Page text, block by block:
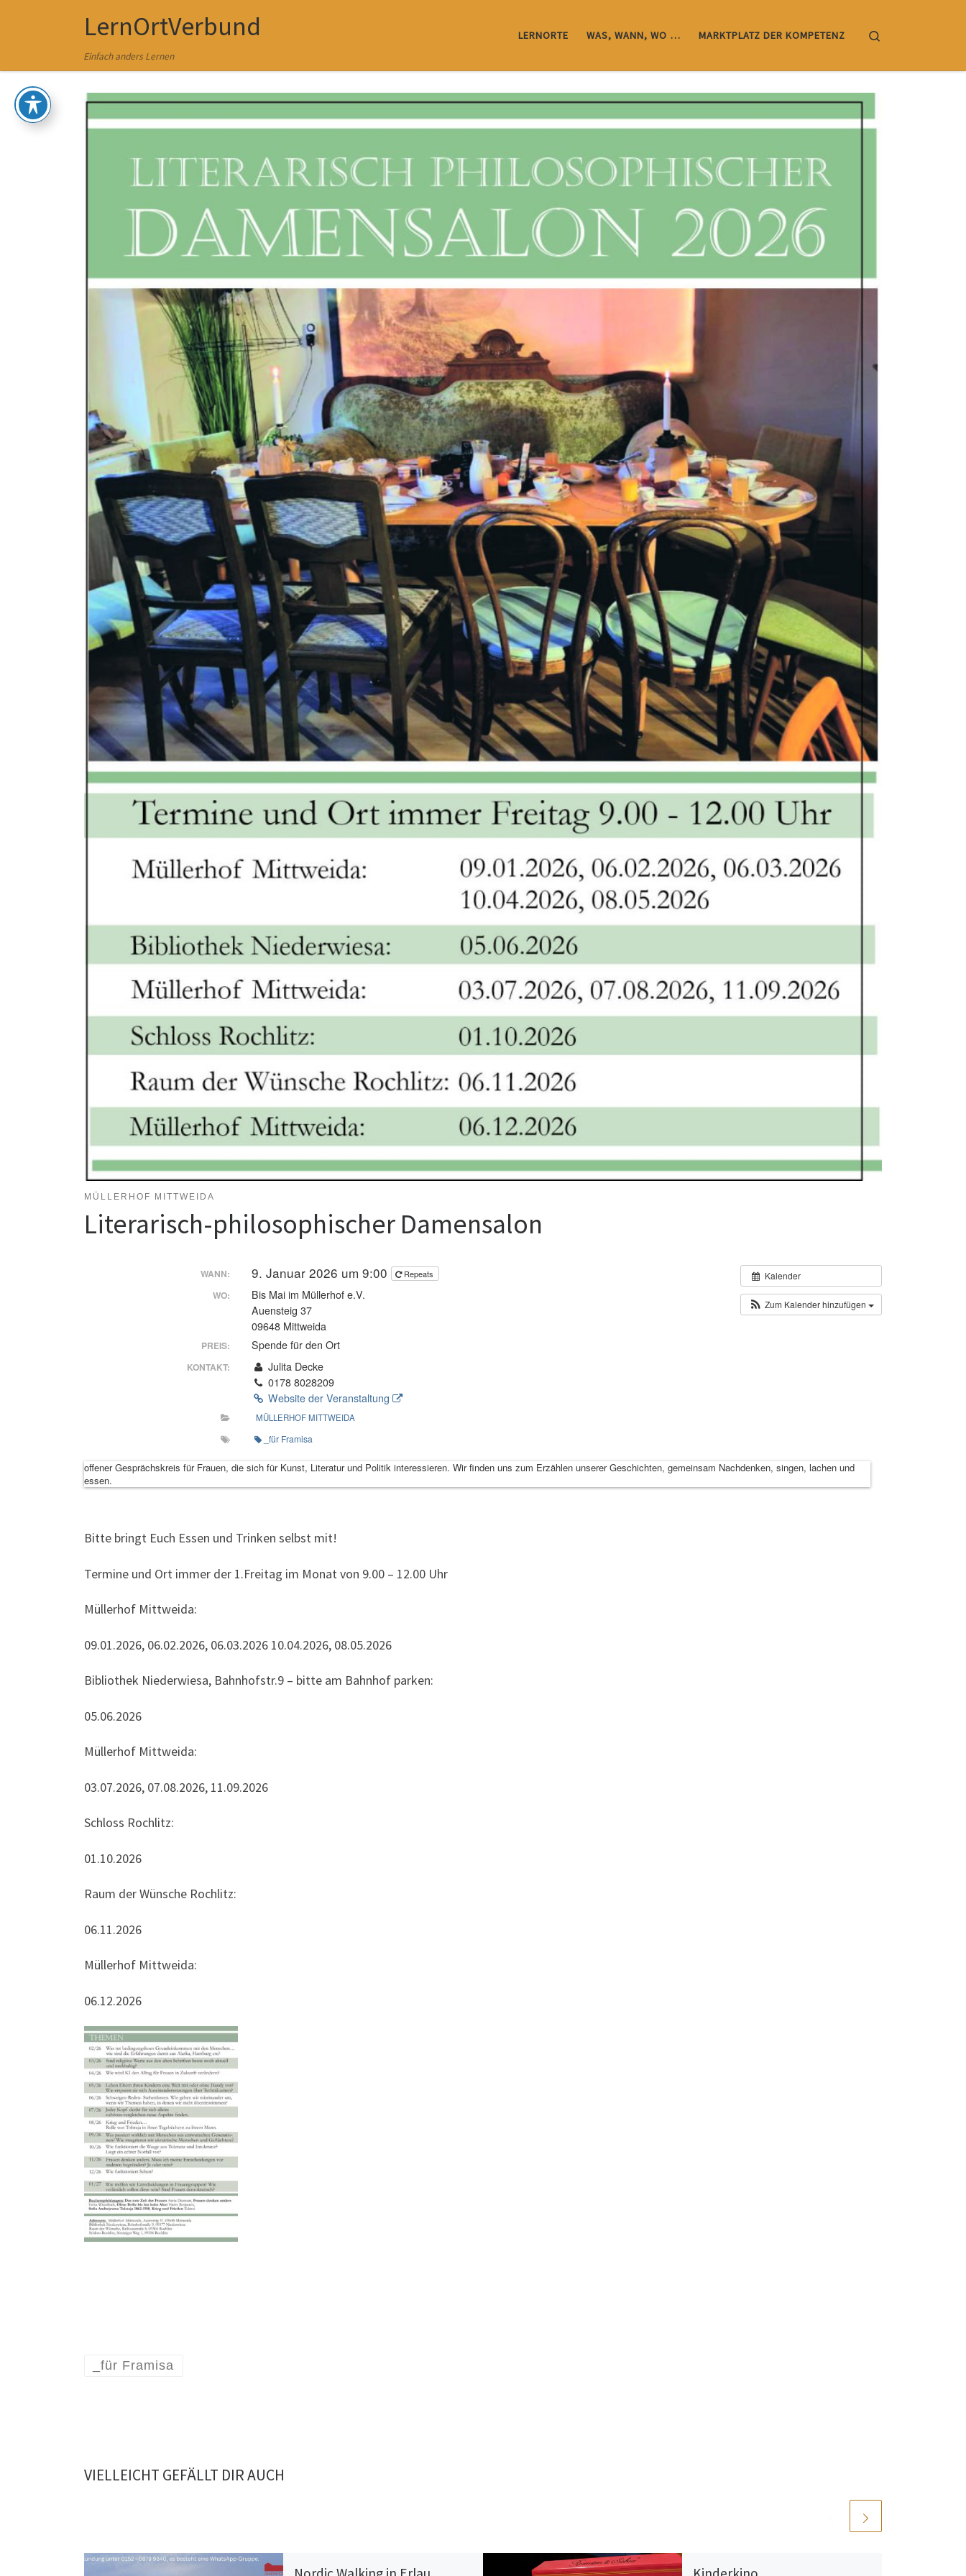
Zum Inhalt springenLernOrtVerbund
Einfach anders Lernen
LERNORTE WAS, WANN, WO … MARKTPLATZ DER KOMPETENZ
MÜLLERHOF MITTWEIDA
Literarisch-philosophischer Damensalon
Kalender
Zum Kalender hinzufügen
WANN: 9. Januar 2026 um 9:00 Repeats
WO:
Bis Mai im Müllerhof e.V.
Auensteig 37
09648 Mittweida
PREIS: Spende für den Ort
KONTAKT:
Julita Decke
0178 8028209
Website der Veranstaltung
MÜLLERHOF MITTWEIDA
_für Framisa
offener Gesprächskreis für Frauen, die sich für Kunst, Literatur und Politik interessieren. Wir finden uns zum Erzählen unserer Geschichten, gemeinsam Nachdenken, singen, lachen und
essen.
Bitte bringt Euch Essen und Trinken selbst mit!
Termine und Ort immer der 1.Freitag im Monat von 9.00 – 12.00 Uhr
Müllerhof Mittweida:
09.01.2026, 06.02.2026, 06.03.2026 10.04.2026, 08.05.2026
Bibliothek Niederwiesa, Bahnhofstr.9 – bitte am Bahnhof parken:
05.06.2026
Müllerhof Mittweida:
03.07.2026, 07.08.2026, 11.09.2026
Schloss Rochlitz:
01.10.2026
Raum der Wünsche Rochlitz:
06.11.2026
Müllerhof Mittweida:
06.12.2026
_für Framisa
VIELLEICHT GEFÄLLT DIR AUCH